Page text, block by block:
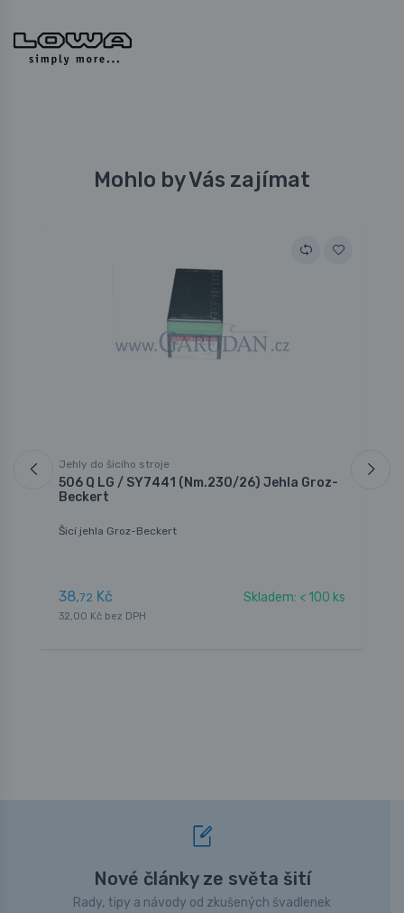
Mohlo by Vás zajímat
Jehly do šicího stroje
506 Q LG / SY7441 (Nm.230/26) Jehla Groz-
Beckert
Šicí jehla Groz-Beckert
38,72 Kč Skladem: < 100 ks
32,00 Kč bez DPH
Nové články ze světa šití
Rady, tipy a návody od zkušených švadlenek